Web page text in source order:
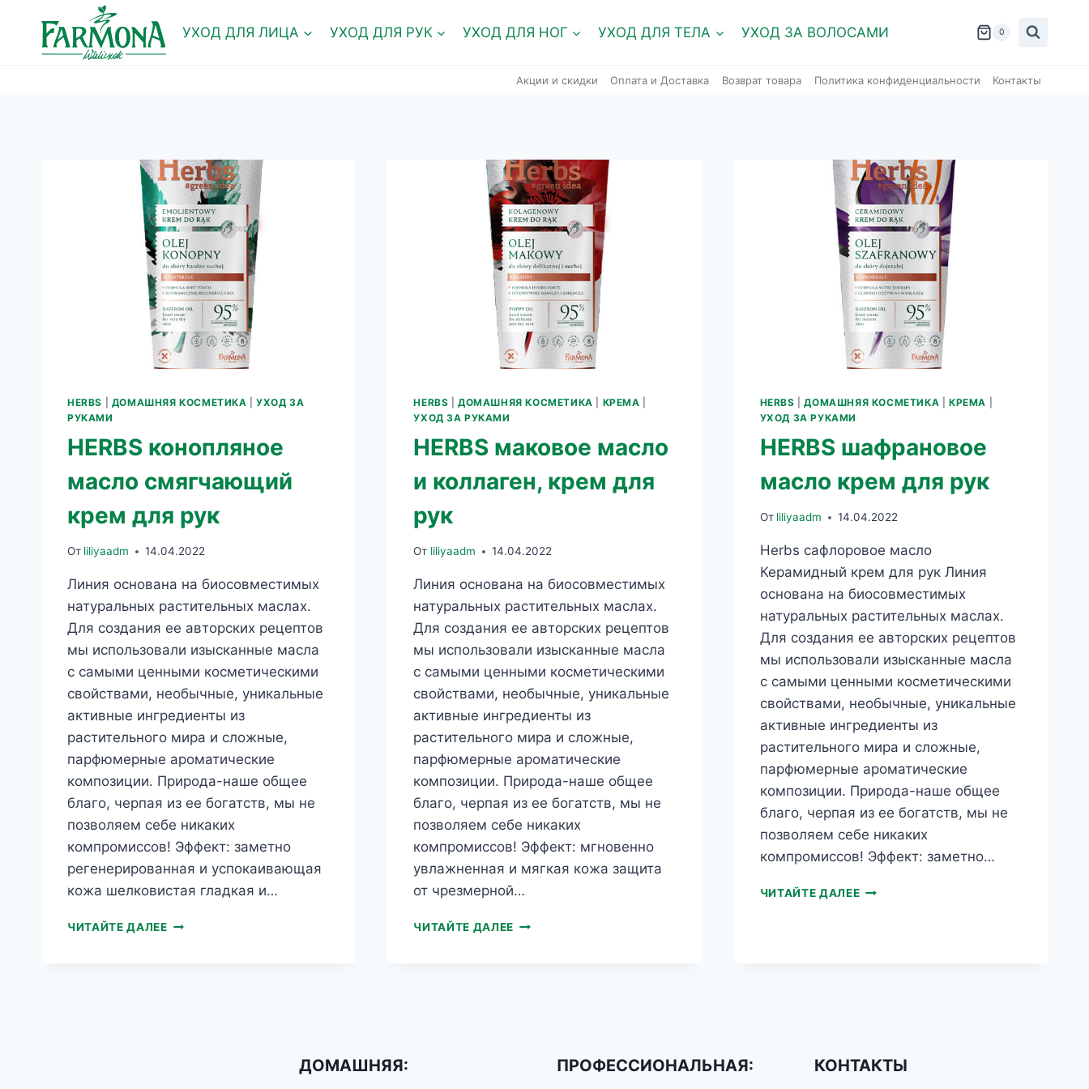
содержимому
УХОД ДЛЯ ЛИЦА УХОД ДЛЯ РУК УХОД ДЛЯ НОГ УХОД ДЛЯ ТЕЛА УХОД ЗА ВОЛОСАМИ 0
Акции и скидки Оплата и Доставка Возврат товара Политика конфиденциальности Контакты
HERBS ДОМАШНЯЯ КОСМЕТИКА |УХОД ЗА
РУКАМИ
HERBS конопляное
масло смягчающий
крем для рук
От liliyaadm 14.04.2022
Линия основана на биосовместимых
натуральных растительных маслах.
Для создания ее авторских рецептов
мы использовали изысканные масла
с самыми ценными косметическими
свойствами, необычные, уникальные
активные ингредиенты из
растительного мира и сложные,
парфюмерные ароматические
композиции. Природа-наше общее
благо, черпая из ее богатств, мы не
позволяем себе никаких
компромиссов! Эффект: заметно
регенерированная и успокаивающая
кожа шелковистая гладкая и…
ЧИТАЙТЕ ДАЛЕЕHERBS
HERBS |ДОМАШНЯЯ КОСМЕТИКА КРЕМА
УХОД ЗА РУКАМИ
HERBS маковое масло
и коллаген, крем для
рук
От liliyaadm 14.04.2022
Линия основана на биосовместимых
натуральных растительных маслах.
Для создания ее авторских рецептов
мы использовали изысканные масла
с самыми ценными косметическими
свойствами, необычные, уникальные
активные ингредиенты из
растительного мира и сложные,
парфюмерные ароматические
композиции. Природа-наше общее
благо, черпая из ее богатств, мы не
позволяем себе никаких
компромиссов! Эффект: мгновенно
увлажненная и мягкая кожа защита
от чрезмерной…
ЧИТАЙТЕ ДАЛЕЕ HERBS
HERBS |ДОМАШНЯЯ КОСМЕТИКА КРЕМА
УХОД ЗА РУКАМИ
HERBS шафрановое
масло крем для рук
От liliyaadm 14.04.2022
Herbs сафлоровое масло
Керамидный крем для рук Линия
основана на биосовместимых
натуральных растительных маслах.
Для создания ее авторских рецептов
мы использовали изысканные масла
с самыми ценными косметическими
свойствами, необычные, уникальные
активные ингредиенты из
растительного мира и сложные,
парфюмерные ароматические
композиции. Природа-наше общее
благо, черпая из ее богатств, мы не
позволяем себе никаких
компромиссов! Эффект: заметно…
ЧИТАЙТЕ ДАЛЕЕHERBS
ДОМАШНЯЯ: ПРОФЕССИОНАЛЬНАЯ: КОНТАКТЫ